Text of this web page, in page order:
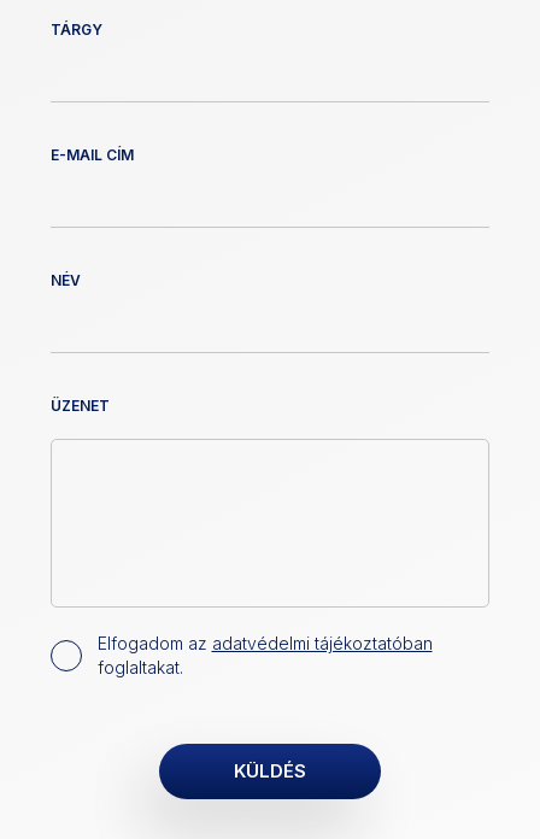
TÁRGY
E-MAIL CÍM
NÉV
ÜZENET
Elfogadom az adatvédelmi tájékoztatóban
foglaltakat.